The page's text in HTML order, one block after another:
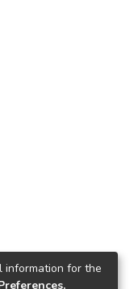
information for the